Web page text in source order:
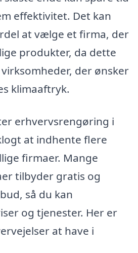
effektivitet. Det kan
at vælge et firma, der
produkter, da dette
der ønsker
klimaaftryk.
erhvervsrengøring i
at indhente flere
firmaer. Mange
tilbyder gratis og
så du kan
og tjenester. Her er
at have i